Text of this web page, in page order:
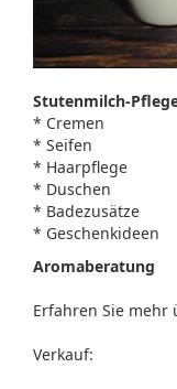
Stutenmilch-
* Cremen
* Seifen
* Haarpflege
* Duschen
* Badezusätze
* Geschenkideen
Aromaberatung
Erfahren Sie
Verkauf: